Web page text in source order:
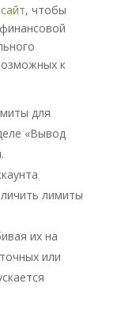
, чтобы
к
для
«Вывод
лимиты
их на
или